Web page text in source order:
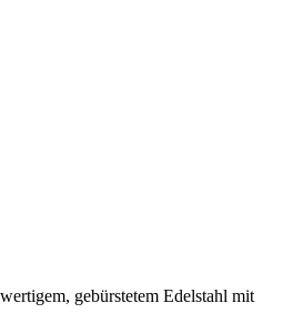
gebürstetem Edelstahl mit